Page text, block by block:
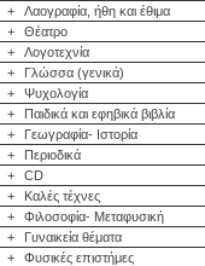
+
Λαογραφία, ήθη και έθιμα
+
Θέατρο
+
Λογοτεχνία
+
Γλώσσα (γενικά)
+
Ψυχολογία
+
Παιδικά και εφηβικά βιβλία
+
Γεωγραφία- Ιστορία
+
Περιοδικά
+
CD
+
Καλές τέχνες
+
Φιλοσοφία- Μεταφυσική
+
Γυναικεία θέματα
+
Φυσικές επιστήμες